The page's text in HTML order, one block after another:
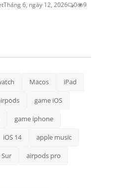
Tháng 6, ngày 12, 2026 0 9
Macos iPad
game iOS
game iphone
iOS 14 apple music
Sur airpods pro